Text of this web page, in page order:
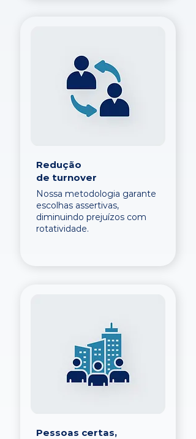
Redução
de turnover
Nossa metodologia garante
escolhas assertivas,
diminuindo prejuízos com
rotatividade.
Pessoas certas,